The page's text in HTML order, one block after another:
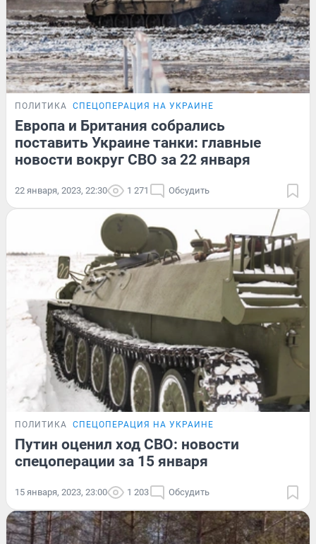
ПОЛИТИКА СПЕЦОПЕРАЦИЯ НА УКРАИНЕ
Европа и Британия собрались
поставить Украине танки: главные
новости вокруг СВО за 22 января
22 января, 2023, 22:30 1 271 Обсудить
ПОЛИТИКА СПЕЦОПЕРАЦИЯ НА УКРАИНЕ
Путин оценил ход СВО: новости
спецоперации за 15 января
15 января, 2023, 23:00 1 203 Обсудить